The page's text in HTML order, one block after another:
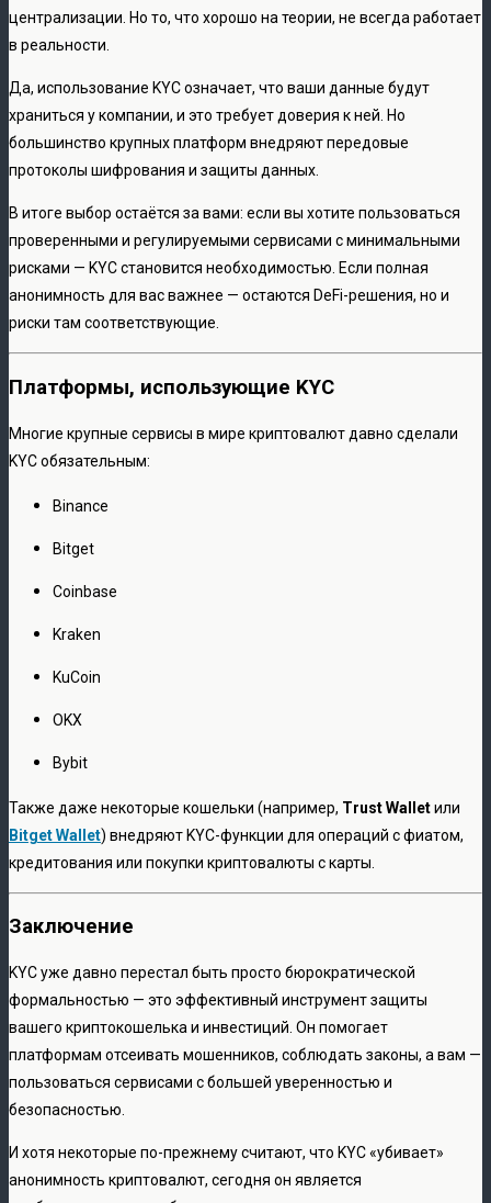
централизации. Но то, что хорошо на теории, не всегда работает
в реальности.
Да, использование KYC означает, что ваши данные будут
храниться у компании, и это требует доверия к ней. Но
большинство крупных платформ внедряют передовые
протоколы шифрования и защиты данных.
В итоге выбор остаётся за вами: если вы хотите пользоваться
проверенными и регулируемыми сервисами с минимальными
рисками — KYC становится необходимостью. Если полная
анонимность для вас важнее — остаются DeFi-решения, но и
риски там соответствующие.
Платформы, использующие KYC
Многие крупные сервисы в мире криптовалют давно сделали
KYC обязательным:
Binance
Bitget
Coinbase
Kraken
KuCoin
OKX
Bybit
Также даже некоторые кошельки (например, Trust Walletили
Bitget Wallet) внедряют KYC-функции для операций с фиатом,
кредитования или покупки криптовалюты с карты.
Заключение
KYC уже давно перестал быть просто бюрократической
формальностью — это эффективный инструмент защиты
вашего криптокошелька и инвестиций. Он помогает
платформам отсеивать мошенников, соблюдать законы, а вам —
пользоваться сервисами с большей уверенностью и
безопасностью.
И хотя некоторые по-прежнему считают, что KYC «убивает»
анонимность криптовалют, сегодня он является